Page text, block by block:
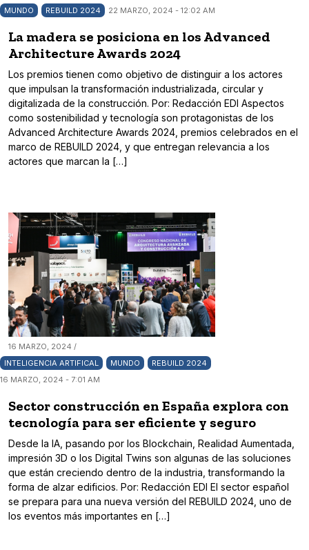
MUNDO
REBUILD 2024 22 MARZO, 2024 - 12:02 AM
La madera se posiciona en los Advanced
Architecture Awards 2024
Los premios tienen como objetivo de distinguir a los actores
que impulsan la transformación industrializada, circular y
digitalizada de la construcción. Por: Redacción EDI Aspectos
como sostenibilidad y tecnología son protagonistas de los
Advanced Architecture Awards 2024, premios celebrados en el
marco de REBUILD 2024, y que entregan relevancia a los
actores que marcan la […]
16 MARZO, 2024 /
INTELIGENCIA ARTIFICAL
MUNDO
REBUILD 2024
16 MARZO, 2024 - 7:01 AM
Sector construcción en España explora con
tecnología para ser eficiente y seguro
Desde la IA, pasando por los Blockchain, Realidad Aumentada,
impresión 3D o los Digital Twins son algunas de las soluciones
que están creciendo dentro de la industria, transformando la
forma de alzar edificios. Por: Redacción EDI El sector español
se prepara para una nueva versión del REBUILD 2024, uno de
los eventos más importantes en […]